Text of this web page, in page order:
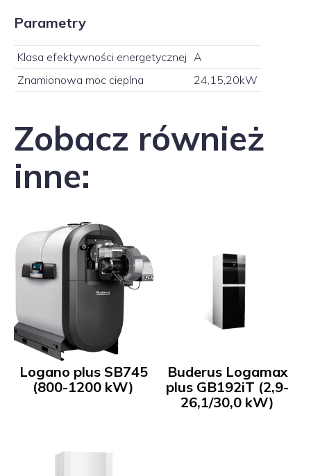
Parametry
Klasa efektywności energetycznej A
Znamionowa moc cieplna
24,15,20kW
Zobacz również
inne:
Logano plus SB745
(800-1200 kW)
Buderus Logamax
plus GB192iT (2,9-
26,1/30,0 kW)